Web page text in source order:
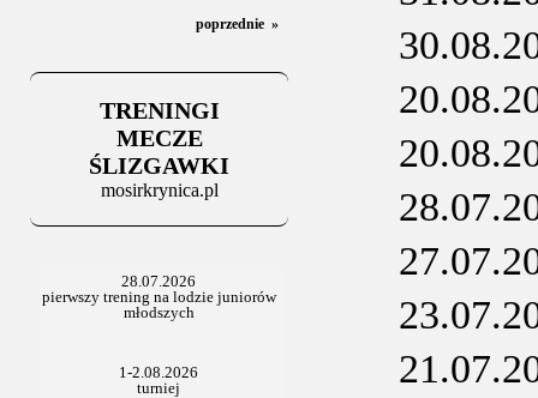
17.07.2026
U20: z kraju i z zagranicy
Za trzy tygodnie na lód
06.07.2025
Stowarzyszenie po Walnym
poprzednie »
TRENINGI
MECZE
ŚLIZGAWKI
mosirkrynica.pl